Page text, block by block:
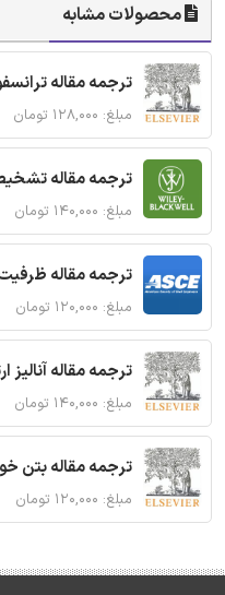
محصولات مشابه
ترجمه مقاله
مبلغ: ۱۲۸,۰۰۰ تومان
ترجمه مقاله
مبلغ: ۱۴۰,۰۰۰ تومان
ترجمه مقاله
مبلغ: ۱۲۰,۰۰۰ تومان
ترجمه مقاله
مبلغ: ۱۴۰,۰۰۰ تومان
ترجمه مقاله بتن
مبلغ: ۱۲۰,۰۰۰ تومان